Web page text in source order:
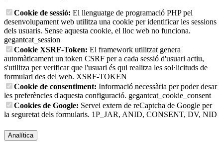
Cookie de sessió: El llenguatge de programació PHP pel
desenvolupament web utilitza una cookie per identificar les sessions
dels usuaris. Sense aquesta cookie, el lloc web no funciona.
gegantcat_session
Cookie XSRF-Token: El framework utilitzat genera
automàticament un token CSRF per a cada sessió d'usuari actiu,
s'utilitza per verificar que l'usuari és qui realitza les sol·licituds de
formulari des del web. XSRF-TOKEN
Cookie de consentiment: Informació necessària per poder desar
les preferències d'aquesta configuració. gegantcat_cookie_consent
Cookies de Google: Servei extern de reCaptcha de Google per
la seguretat dels formularis. 1P_JAR, ANID, CONSENT, DV, NID
Analítica